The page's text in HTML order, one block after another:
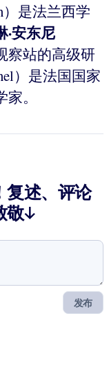
）是法兰西学
·安东尼
察站的高级研
）是法国国家
。
复述、评论
敬↓
发布